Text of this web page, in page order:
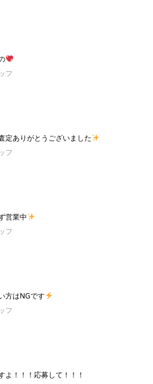
フ
定ありがとうございました
フ
営業中
フ
方はNGです
フ
よ！！！応募して！！！